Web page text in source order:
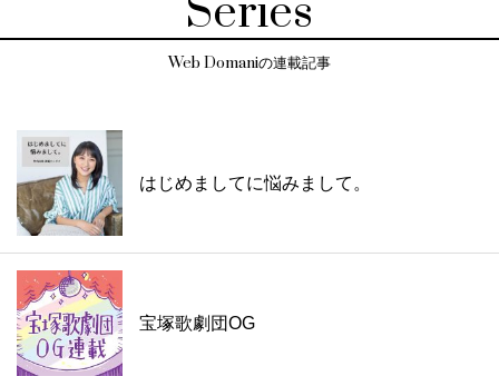
Series
Web Domaniの連載記事
はじめましてに悩みまして。
宝塚歌劇団OG